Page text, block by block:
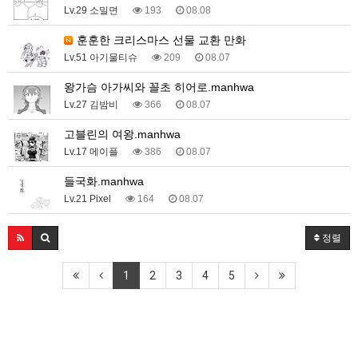
Lv.29 소밀면 193 08.08
훈훈한 크리스마스 선물 교환 만화
Lv.51 아기물티슈 209 08.07
왕가슴 아가씨와 꼴초 히어로.manhwa
Lv.27 김밤비 366 08.07
고블린의 여왕.manhwa
Lv.17 메이플 386 08.07
들국화.manhwa
Lv.21 Pixel 164 08.07
정렬
1 2 3 4 5